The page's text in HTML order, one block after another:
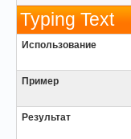
Typing Text
Использование
Пример
Результат